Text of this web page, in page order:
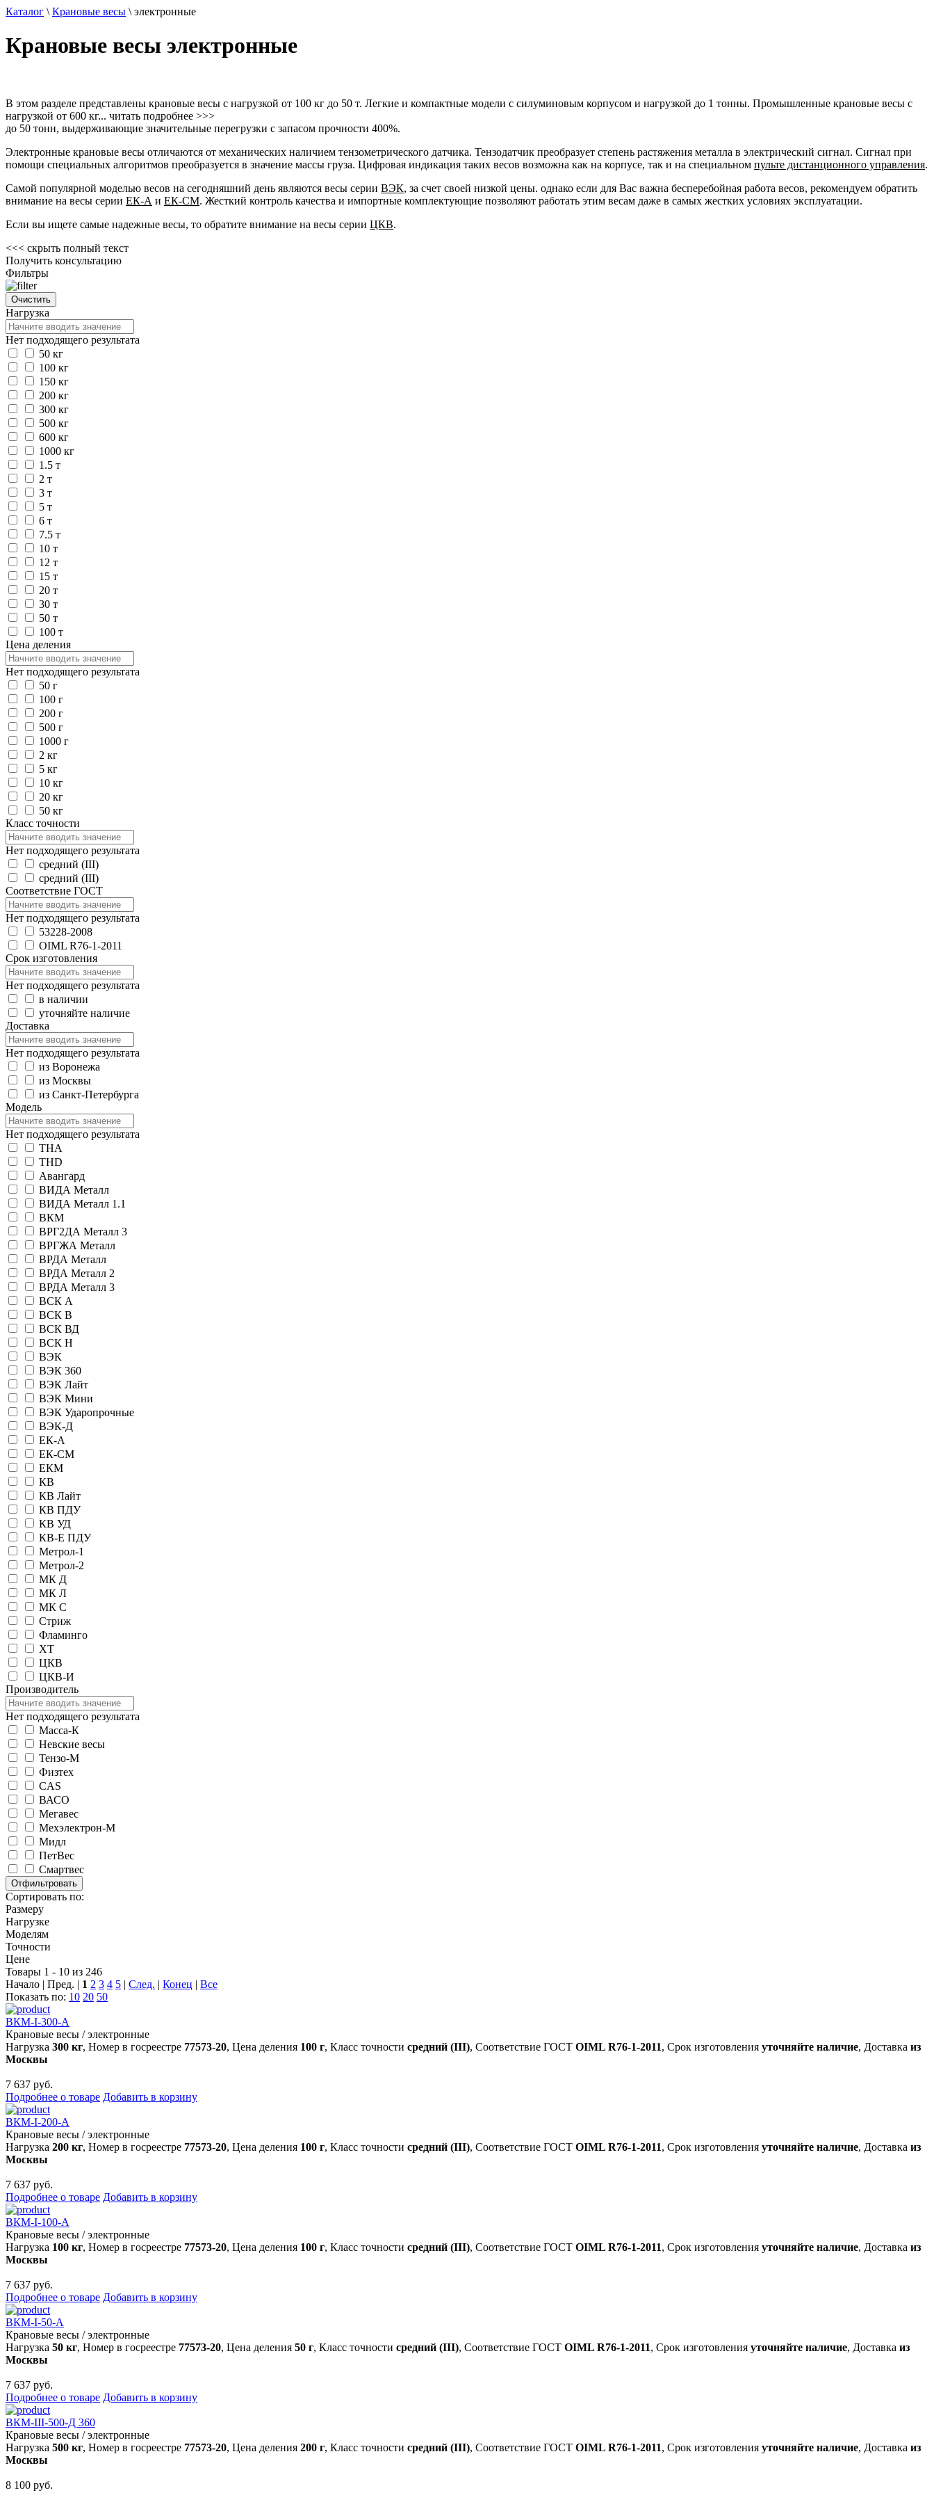
Каталог \ Крановые весы \ электронные
Крановые весы электронные
В этом разделе представлены крановые весы с нагрузкой от 100 кг до 50 т. Легкие и компактные модели с силуминовым корпусом и нагрузкой до 1 тонны. Промышленные крановые весы с
нагрузкой от 600 кг... читать подробнее >>>
до 50 тонн, выдерживающие значительные перегрузки с запасом прочности 400%.
Электронные крановые весы отличаются от механических наличием тензометрического датчика. Тензодатчик преобразует степень растяжения металла в электрический сигнал. Сигнал при
помощи специальных алгоритмов преобразуется в значение массы груза. Цифровая индикация таких весов возможна как на корпусе, так и на специальном пульте дистанционного управления.
Самой популярной моделью весов на сегодняшний день являются весы серии ВЭК, за счет своей низкой цены. однако если для Вас важна бесперебойная работа весов, рекомендуем обратить
внимание на весы серии ЕК-А и ЕК-СМ. Жесткий контроль качества и импортные комплектующие позволяют работать этим весам даже в самых жестких условиях эксплуатации.
Если вы ищете самые надежные весы, то обратите внимание на весы серии ЦКВ.
<<< скрыть полный текст
Получить консультацию
Фильтры
Нагрузка
Нет подходящего результата
50 кг
100 кг
150 кг
200 кг
300 кг
500 кг
600 кг
1000 кг
1.5 т
2 т
3 т
5 т
6 т
7.5 т
10 т
12 т
15 т
20 т
30 т
50 т
100 т
Цена деления
Нет подходящего результата
50 г
100 г
200 г
500 г
1000 г
2 кг
5 кг
10 кг
20 кг
50 кг
Класс точности
Нет подходящего результата
средний (III)
средний (III)
Соответствие ГОСТ
Нет подходящего результата
53228-2008
OIML R76-1-2011
Срок изготовления
Нет подходящего результата
в наличии
уточняйте наличие
Доставка
Нет подходящего результата
из Воронежа
из Москвы
из Санкт-Петербурга
Модель
Нет подходящего результата
THA
THD
Авангард
ВИДА Металл
ВИДА Металл 1.1
ВКМ
ВРГ2ДА Металл 3
ВРГЖА Металл
ВРДА Металл
ВРДА Металл 2
ВРДА Металл 3
ВСК А
ВСК В
ВСК ВД
ВСК Н
ВЭК
ВЭК 360
ВЭК Лайт
ВЭК Мини
ВЭК Ударопрочные
ВЭК-Д
ЕК-А
ЕК-СМ
ЕКМ
КВ
КВ Лайт
КВ ПДУ
КВ УД
КВ-Е ПДУ
Метрол-1
Метрол-2
МК Д
МК Л
МК С
Стриж
Фламинго
ХТ
ЦКВ
ЦКВ-И
Производитель
Нет подходящего результата
Масса-К
Невские весы
Тензо-М
Физтех
CAS
ВАСО
Мегавес
Мехэлектрон-М
Мидл
ПетВес
Смартвес
Сортировать по:
Размеру
Нагрузке
Моделям
Точности
Цене
Товары 1 - 10 из 246
Начало | Пред. | 1 2 3 4 5 | След. | Конец | Все
Показать по: 10 20 50
ВКМ-I-300-А
Крановые весы /электронные
Нагрузка 300 кг, Номер в госреестре 77573-20, Цена деления 100 г, Класс точности средний (III), Соответствие ГОСТ OIML R76-1-2011, Срок изготовления уточняйте наличие, Доставка из
Москвы
7 637 руб.
Подробнее о товаре Добавить в корзину
ВКМ-I-200-А
Крановые весы /электронные
Нагрузка 200 кг, Номер в госреестре 77573-20, Цена деления 100 г, Класс точности средний (III), Соответствие ГОСТ OIML R76-1-2011, Срок изготовления уточняйте наличие, Доставка из
Москвы
7 637 руб.
Подробнее о товаре Добавить в корзину
ВКМ-I-100-А
Крановые весы /электронные
Нагрузка 100 кг, Номер в госреестре 77573-20, Цена деления 100 г, Класс точности средний (III), Соответствие ГОСТ OIML R76-1-2011, Срок изготовления уточняйте наличие, Доставка из
Москвы
7 637 руб.
Подробнее о товаре Добавить в корзину
ВКМ-I-50-А
Крановые весы /электронные
Нагрузка 50 кг, Номер в госреестре 77573-20, Цена деления 50 г, Класс точности средний (III), Соответствие ГОСТ OIML R76-1-2011, Срок изготовления уточняйте наличие, Доставка из
Москвы
7 637 руб.
Подробнее о товаре Добавить в корзину
ВКМ-III-500-Д 360
Крановые весы /электронные
Нагрузка 500 кг, Номер в госреестре 77573-20, Цена деления 200 г, Класс точности средний (III), Соответствие ГОСТ OIML R76-1-2011, Срок изготовления уточняйте наличие, Доставка из
Москвы
8 100 руб.